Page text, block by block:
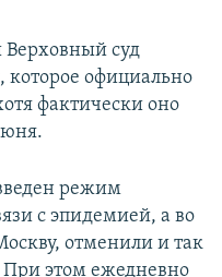
Верховный суд
которое официально
фактически оно
режим
с эпидемией, а во
отменили и так
этом ежедневно